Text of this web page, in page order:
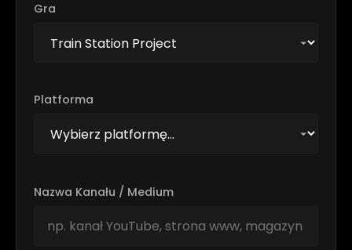
Gra
Platforma
Nazwa Kanału / Medium